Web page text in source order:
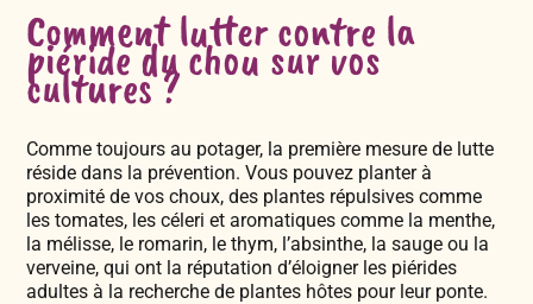
Comment lutter contre la
piéride du chou sur vos
cultures ?
Comme toujours au potager, la première mesure de lutte
réside dans la prévention. Vous pouvez planter à
proximité de vos choux, des plantes répulsives comme
les tomates, les céleri et aromatiques comme la menthe,
la mélisse, le romarin, le thym, l’absinthe, la sauge ou la
verveine, qui ont la réputation d’éloigner les piérides
adultes à la recherche de plantes hôtes pour leur ponte.